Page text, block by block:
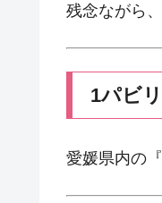
残念ながら
1パビ
愛媛県内の